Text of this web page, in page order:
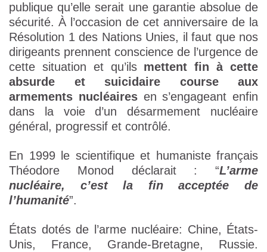
publique qu’elle serait une garantie absolue de
sécurité. À l’occasion de cet anniversaire de la
Résolution 1 des Nations Unies, il faut que nos
dirigeants prennent conscience de l’urgence de
cette situation et qu’ils mettent fin à cette
absurde et suicidaire course aux
armements nucléairesen s’engageant enfin
dans la voie d’un désarmement nucléaire
général, progressif et contrôlé.
En 1999 le scientifique et humaniste français
Théodore Monod déclarait : “L’arme
nucléaire, c’est la fin acceptée de
l’humanité”.
États dotés de l’arme nucléaire: Chine, États-
Unis, France, Grande-Bretagne, Russie.